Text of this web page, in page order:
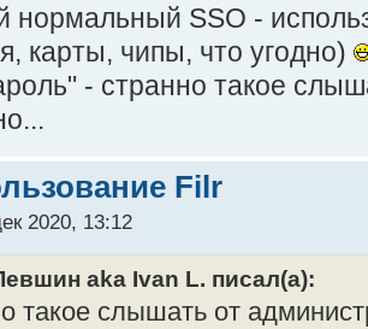
нормальный SSO -
карты, чипы, что угодно)
- странно такое
Filr
2020, 13:12
aka Ivan L. писал(а):
такое слышать от